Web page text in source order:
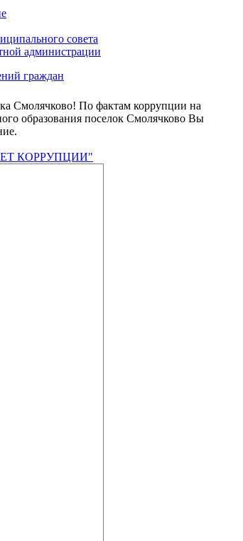
совета
администрации
Смолячково! По фактам коррупции на
образования поселок Смолячково Вы